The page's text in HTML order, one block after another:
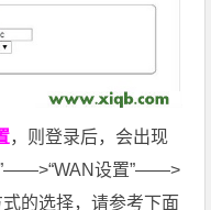
，则登录后，会出现
”——>“WAN设置”——>
的选择，请参考下面